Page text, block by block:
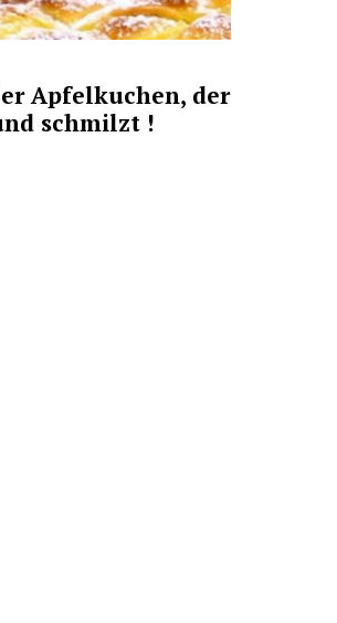
Apfelkuchen, der
schmilzt !